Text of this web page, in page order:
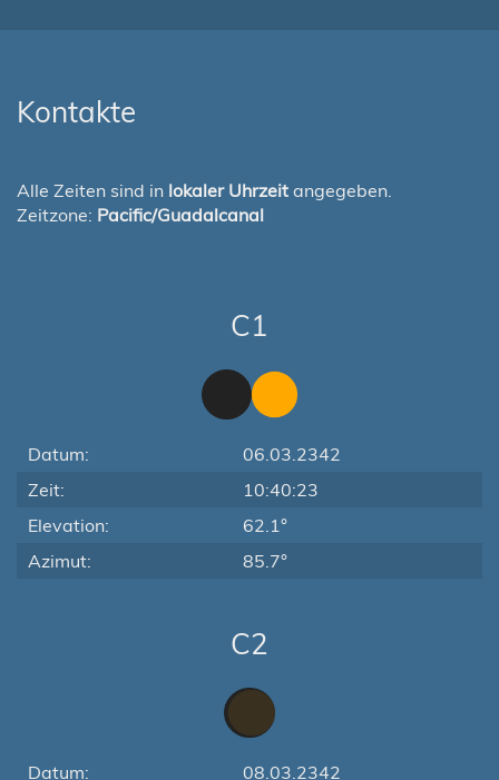
Kontakte
Alle Zeiten sind in lokaler Uhrzeit angegeben.
Zeitzone: Pacific/Guadalcanal
C1
Datum:
06.03.2342
Zeit:
10:40:23
Elevation:
62.1°
Azimut:
85.7°
C2
Datum: 08.03.2342